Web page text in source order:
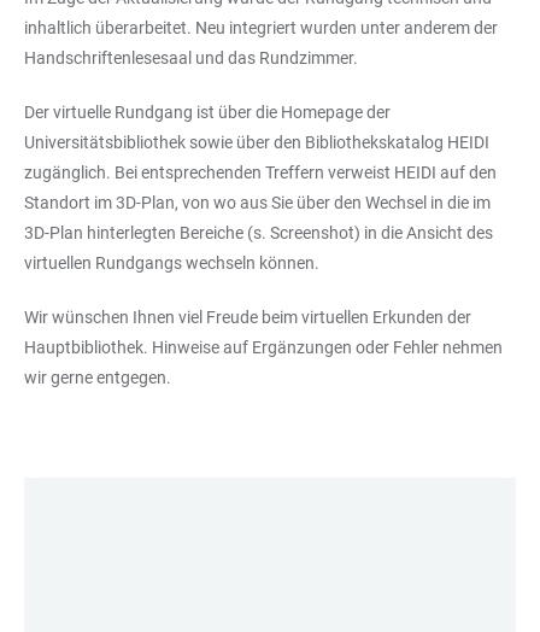
inhaltlich überarbeitet. Neu integriert wurden unter anderem der
Handschriftenlesesaal und das Rundzimmer.
Der virtuelle Rundgang ist über die Homepage der
Universitätsbibliothek sowie über den Bibliothekskatalog HEIDI
zugänglich. Bei entsprechenden Treffern verweist HEIDI auf den
Standort im 3D-Plan, von wo aus Sie über den Wechsel in die im
3D-Plan hinterlegten Bereiche (s. Screenshot) in die Ansicht des
virtuellen Rundgangs wechseln können.
Wir wünschen Ihnen viel Freude beim virtuellen Erkunden der
Hauptbibliothek. Hinweise auf Ergänzungen oder Fehler nehmen
wir gerne entgegen.